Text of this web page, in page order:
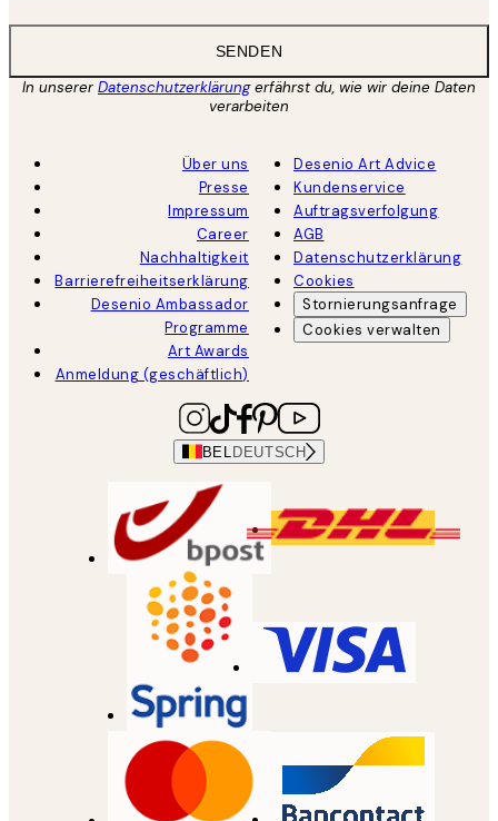
SENDEN
In unsererDatenschutzerklärungerfährst du, wie wir deine Daten
verarbeiten
Über uns
Presse
Impressum
Career
Nachhaltigkeit
Barrierefreiheitserklärung
Desenio Ambassador
Programme
Art Awards
Anmeldung (geschäftlich)
Desenio Art Advice
Kundenservice
Auftragsverfolgung
AGB
Datenschutzerklärung
Cookies
Stornierungsanfrage
Cookies verwalten
BEL DEUTSCH